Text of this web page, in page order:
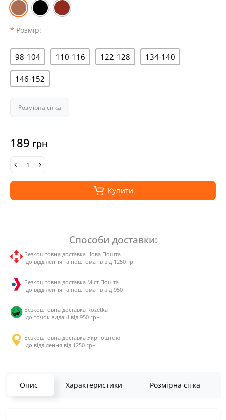
Розмір:
98-104 110-116 122-128 134-140
146-152
Розмірна сітка
189 грн
Купити
Способи доставки:
Безкоштовна доставка Нова Пошта
до відділення та поштоматів від 1250 грн
Безкоштовна доставка Міст Пошта
до відділення та поштоматів від 950
Безкоштовна доставка Rozetka
до точок видачі від 950 грн
Безкоштовна доставка Укрпоштою
до відділення від 1250 грн
Опис Характеристики Розмірна сітка